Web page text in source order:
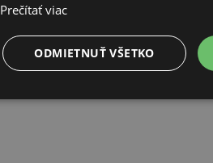
Prečítať viac
ODMIETNUŤ VŠETKO